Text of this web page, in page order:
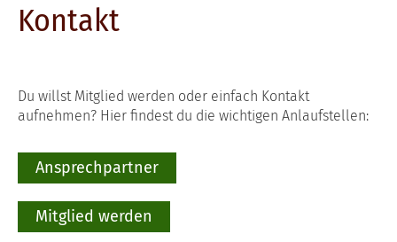
Kontakt
Du willst Mitglied werden oder einfach Kontakt
aufnehmen? Hier findest du die wichtigen Anlaufstellen:
Ansprechpartner
Mitglied werden